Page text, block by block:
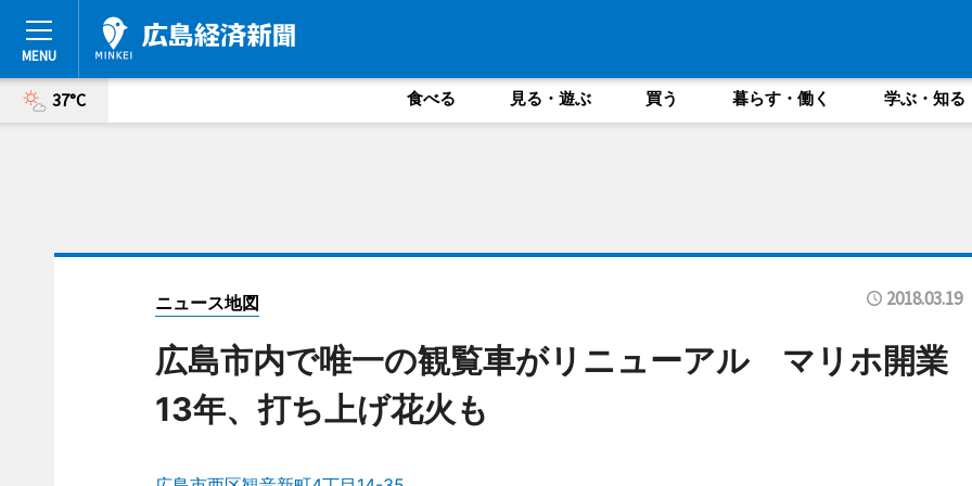
37°C 食べる 見る・遊ぶ 買う 暮らす・働く 学ぶ・知る
ニュース地図 2018.03.19
広島市内で唯一の観覧車がリニューアル マリホ開業
13年、打ち上げ花火も